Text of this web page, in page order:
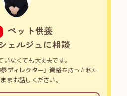
ペット供養
ェルジュに相談
いなくても大丈夫です。
祭ディレクター」資格を持った私た
まお話しください。